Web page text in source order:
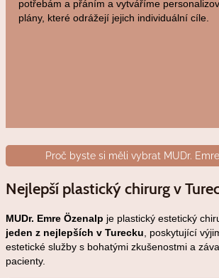
potřebám a přáním a vytváříme
plány, které odrážejí jejich individuální cíle.
Proč byste si měli vybrat MUDr.
Nejlepší plastický chirurg v
MUDr. Emre Özenalp je plastický estetický
jeden z nejlepších v Turecku , poskytující
estetické služby s bohatými zkušenostmi a
pacienty.